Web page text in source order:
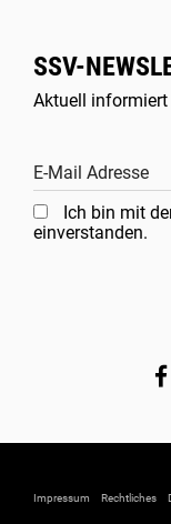
SSV-
Aktuell
E-Mail Adresse
Ich bin mit
einverstanden.
Impressum Rechtliches